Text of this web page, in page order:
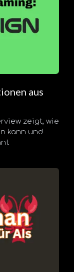
aus
zeigt, wie
kann und